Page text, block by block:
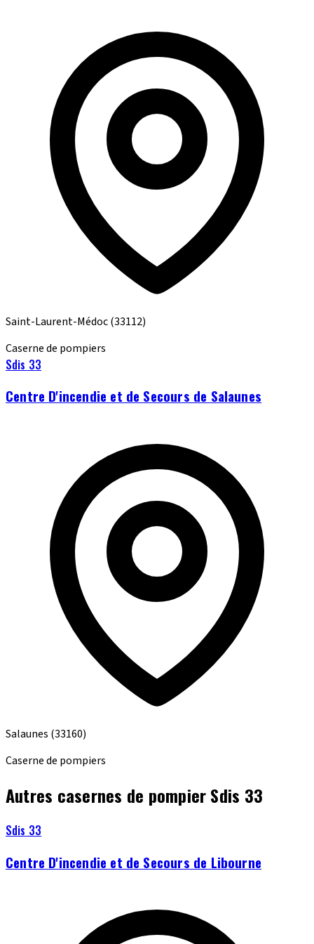
Saint-Laurent-Médoc(33112)
Caserne de pompiers
Sdis 33
Centre D'incendie et de Secours de Salaunes
Salaunes (33160)
Caserne de pompiers
Autres casernes de pompier Sdis 33
Sdis 33
Centre D'incendie et de Secours de Libourne